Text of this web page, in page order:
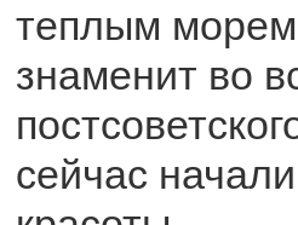
теплым
знаменит во
сейчас